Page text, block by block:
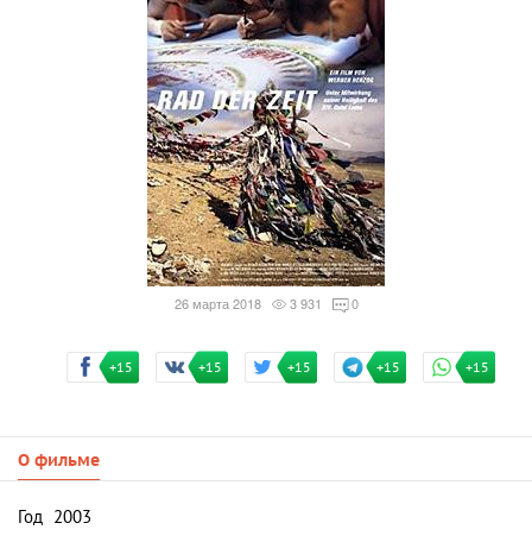
26 марта 2018 3 931 0
+15 +15 +15 +15 +15
О фильме
Год 2003